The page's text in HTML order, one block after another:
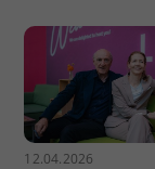
12.04.2026